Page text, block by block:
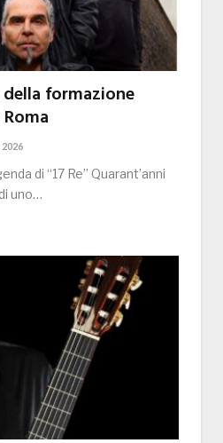
formazione
di “17 Re” Quarant’anni
uno…